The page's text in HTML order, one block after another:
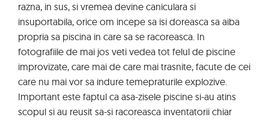
razna, in sus, si vremea devine caniculara si
insuportabila, orice om incepe sa isi doreasca sa aiba
propria sa piscina in care sa se racoreasca. In
fotografiile de mai jos veti vedea tot felul de piscine
improvizate, care mai de care mai trasnite, facute de cei
care nu mai vor sa indure temepraturile explozive.
Important este faptul ca asa-zisele piscine si-au atins
scopul si au reusit sa-si racoreasca inventatorii chiar